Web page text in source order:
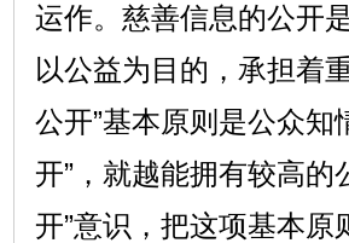
运作。慈善信息的公开
以公益为目的，承担着
公开”基本原则是公众知
开”，就越能拥有较高的
开”意识，把这项基本原